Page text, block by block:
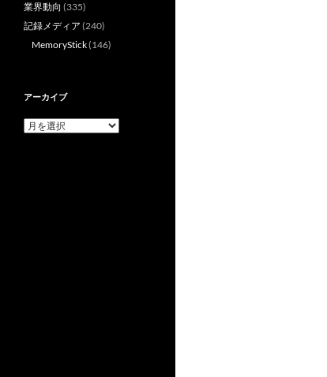
業界動向 (335)
記録メディア (240)
MemoryStick(146)
アーカイブ
ア